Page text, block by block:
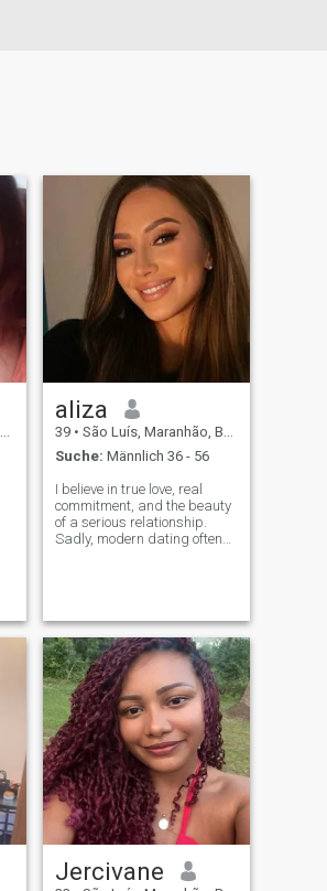
aliza
39 • São Luís, Maranhão, Brasilien
Suche: Männlich 36 - 56
I believe in true love, real
commitment, and the beauty
of a serious relationship.
Sadly, modern dating often
want a deep, lasting connect
Jercivane